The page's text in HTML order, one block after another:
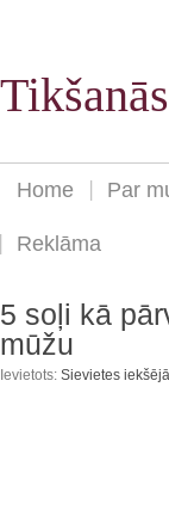
Home Par
Reklāma
5 soļi kā
mūžu
Ievietots: Sievietes